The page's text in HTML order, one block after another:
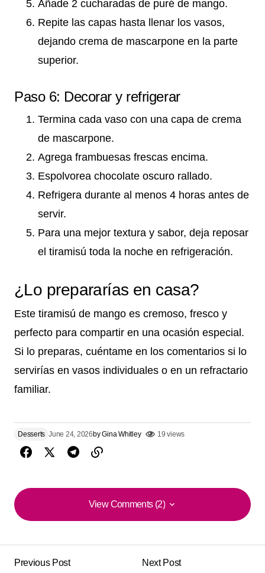
Añade 2 cucharadas de puré de mango.
Repite las capas hasta llenar los vasos,
dejando crema de mascarpone en la parte
superior.
Paso 6: Decorar y refrigerar
Termina cada vaso con una capa de crema
de mascarpone.
Agrega frambuesas frescas encima.
Espolvorea chocolate oscuro rallado.
Refrigera durante al menos 4 horas antes de
servir.
Para una mejor textura y sabor, deja reposar
el tiramisú toda la noche en refrigeración.
¿Lo prepararías en casa?
Este tiramisú de mango es cremoso, fresco y
perfecto para compartir en una ocasión especial.
Si lo preparas, cuéntame en los comentarios si lo
servirías en vasos individuales o en un refractario
familiar.
Desserts June 24, 2026byGina Whitley 19 views
View Comments (2)
View Comments (2)
I would prepare it in some glasses ♥️
Luima Navarro
Previous Post Next Post